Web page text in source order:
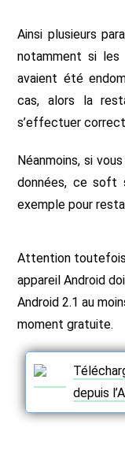
Ainsi plusieurs
notamment si les
avaient été
cas, alors la
s’effectuer
Néanmoins, si
données, ce soft
exemple pour
Attention
appareil Android
Android 2.1 au
moment gratuite.
depuis